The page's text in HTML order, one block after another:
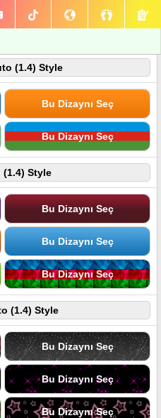
(1.4) Style
Bu Dizaynı Seç
Bu Dizaynı Seç
(1.4) Style
Bu Dizaynı Seç
Bu Dizaynı Seç
Bu Dizaynı Seç
(1.4) Style
Bu Dizaynı Seç
Bu Dizaynı Seç
Bu Dizaynı Seç